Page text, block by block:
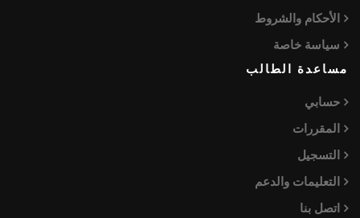
الأحكام والشروط
سياسة خاصة
مساعدة الطالب
حسابي
المقررات
التسجيل
التعليمات والدعم
اتصل بنا